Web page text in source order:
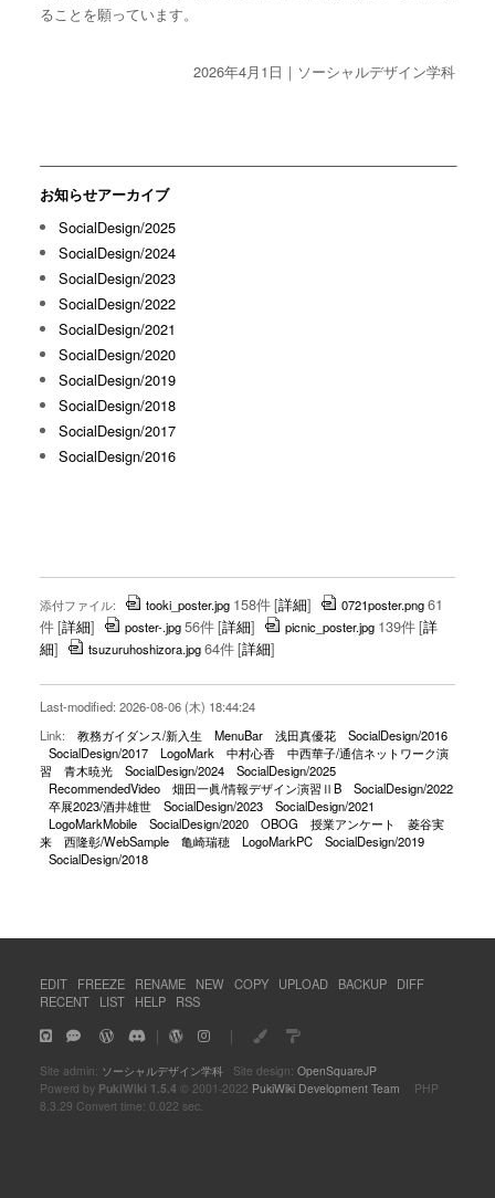
ることを願っています。
2026年4月1日｜ソーシャルデザイン学科
お知らせアーカイブ
SocialDesign/2025
SocialDesign/2024
SocialDesign/2023
SocialDesign/2022
SocialDesign/2021
SocialDesign/2020
SocialDesign/2019
SocialDesign/2018
SocialDesign/2017
SocialDesign/2016
添付ファイル: tooki_poster.jpg 158件[詳細] 0721poster.png61
件[詳細] poster-.jpg56件[詳細] picnic_poster.jpg 139件[詳
細] tsuzuruhoshizora.jpg64件[詳細]
Last-modified: 2026-08-06 (木) 18:44:24
Link:
教務ガイダンス/新入生 MenuBar 浅田真優花
SocialDesign/2016
SocialDesign/2017
LogoMark 中村心香
中西華子/通信ネットワーク演
習
青木暁光 SocialDesign/2024
SocialDesign/2025
RecommendedVideo
畑田一眞/情報デザイン演習ⅡB
SocialDesign/2022
卒展2023/酒井雄世
SocialDesign/2023
SocialDesign/2021
LogoMarkMobile
SocialDesign/2020 OBOG 授業アンケート
菱谷実
来
西隆彰/WebSample 亀崎瑞穂 LogoMarkPC
SocialDesign/2019
SocialDesign/2018
EDIT FREEZE RENAME NEW COPY UPLOAD BACKUP
DIFF
RECENT
LIST HELP RSS
｜ ｜
Site admin: ソーシャルデザイン学科Site design: OpenSquareJP
Powerd by PukiWiki 1.5.4 © 2001-2022 PukiWiki Development Team PHP
8.3.29 Convert time: 0.022 sec.